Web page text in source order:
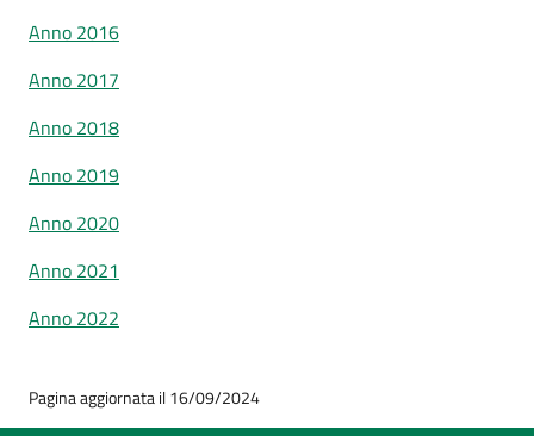
Anno 2016
Anno 2017
Anno 2018
Anno 2019
Anno 2020
Anno 2021
Anno 2022
Pagina aggiornata il 16/09/2024